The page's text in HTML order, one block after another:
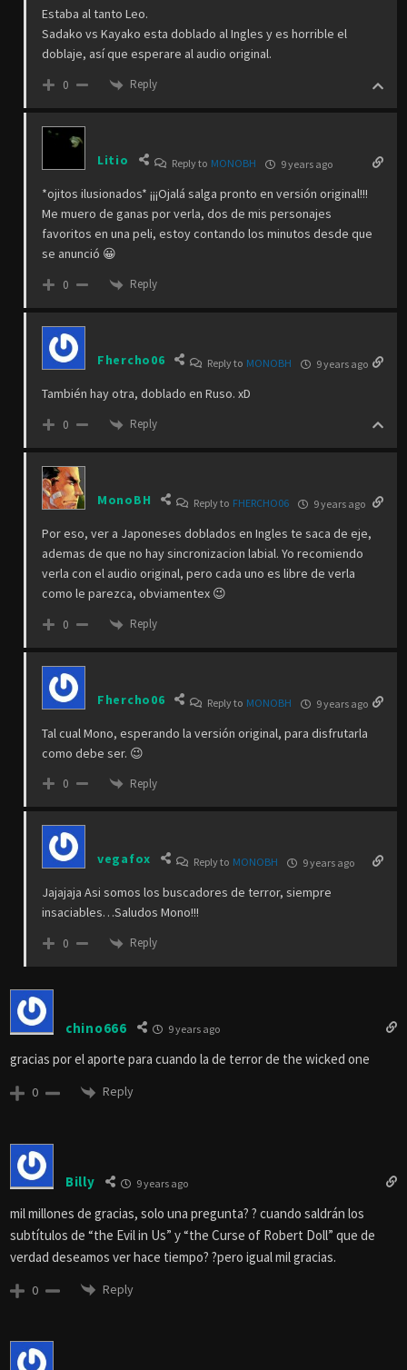
Estaba al tanto Leo.
Sadako vs Kayako esta doblado al Ingles y es horrible el
doblaje, así que esperare al audio original.
0 Reply
Litio Reply to MONOBH 9 years ago
*ojitos ilusionados* ¡¡¡Ojalá salga pronto en versión original!!!
Me muero de ganas por verla, dos de mis personajes
favoritos en una peli, estoy contando los minutos desde que
se anunció 😀
0 Reply
Fhercho06 Reply to MONOBH 9 years ago
También hay otra, doblado en Ruso. xD
0 Reply
MonoBH Reply to FHERCHO06 9 years ago
Por eso, ver a Japoneses doblados en Ingles te saca de eje,
ademas de que no hay sincronizacion labial. Yo recomiendo
verla con el audio original, pero cada uno es libre de verla
como le parezca, obviamentex 😉
0 Reply
Fhercho06 Reply to MONOBH 9 years ago
Tal cual Mono, esperando la versión original, para disfrutarla
como debe ser. 😉
0 Reply
vegafox Reply to MONOBH 9 years ago
Jajajaja Asi somos los buscadores de terror, siempre
insaciables…Saludos Mono!!!
0 Reply
chino666 9 years ago
gracias por el aporte para cuando la de terror de the wicked one
0 Reply
Billy 9 years ago
mil millones de gracias, solo una pregunta? ? cuando saldrán los
subtítulos de “the Evil in Us” y “the Curse of Robert Doll” que de
verdad deseamos ver hace tiempo? ?pero igual mil gracias.
0 Reply